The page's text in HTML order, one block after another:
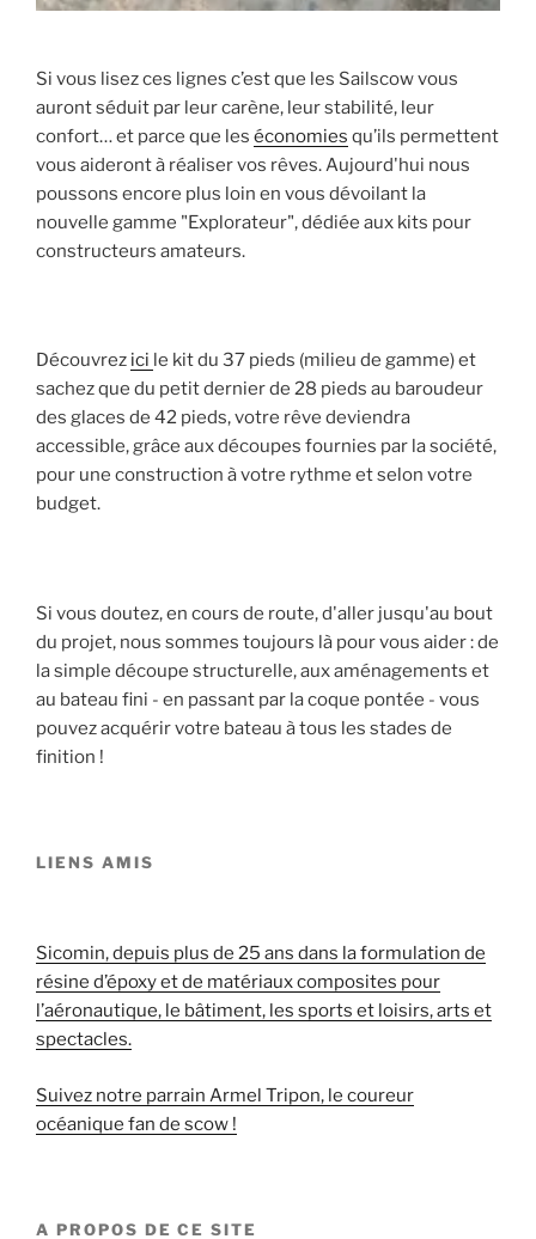
Si vous lisez ces lignes c’est que les Sailscow vous
auront séduit par leur carène, leur stabilité, leur
confort… et parce que les économies qu’ils permettent
vous aideront à réaliser vos rêves. Aujourd'hui nous
poussons encore plus loin en vous dévoilant la
nouvelle gamme "Explorateur", dédiée aux kits pour
constructeurs amateurs.
Découvrez ici le kit du 37 pieds (milieu de gamme) et
sachez que du petit dernier de 28 pieds au baroudeur
des glaces de 42 pieds, votre rêve deviendra
accessible, grâce aux découpes fournies par la société,
pour une construction à votre rythme et selon votre
budget.
Si vous doutez, en cours de route, d'aller jusqu'au bout
du projet, nous sommes toujours là pour vous aider : de
la simple découpe structurelle, aux aménagements et
au bateau fini - en passant par la coque pontée - vous
pouvez acquérir votre bateau à tous les stades de
finition !
LIENS AMIS
Sicomin, depuis plus de 25 ans dans la formulation de
résine d’époxy et de matériaux composites pour
l’aéronautique, le bâtiment, les sports et loisirs, arts et
spectacles.
Suivez notre parrain Armel Tripon, le coureur
océanique fan de scow !
A PROPOS DE CE SITE